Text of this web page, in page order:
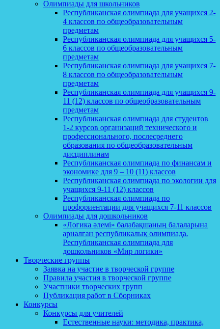
Олимпиады для школьников
Республиканская олимпиада для учащихся 2-
4 классов по общеобразовательным
предметам
Республиканская олимпиада для учащихся 5-
6 классов по общеобразовательным
предметам
Республиканская олимпиада для учащихся 7-
8 классов по общеобразовательным
предметам
Республиканская олимпиада для учащихся 9-
11 (12) классов по общеобразовательным
предметам
Республиканская олимпиада для студентов
1-2 курсов организаций технического и
профессионального, послесреднего
образования по общеобразовательным
дисциплинам
Республиканская олимпиада по финансам и
экономике для 9 – 10 (11) классов
Республиканская олимпиада по экологии для
учащихся 9-11 (12) классов
Республиканская олимпиада по
профориентации для учащихся 7-11 классов
Олимпиады для дошкольников
«Логика әлемі» балабақшаның балаларына
арналған республикалық олимпиада.
Республиканская олимпиада для
дошкольников «Мир логики»
Творческие группы
Заявка на участие в творческой группе
Правила участия в творческой группе
Участники творческих групп
Публикация работ в Сборниках
Конкурсы
Конкурсы для учителей
Естественные науки: методика, практика,